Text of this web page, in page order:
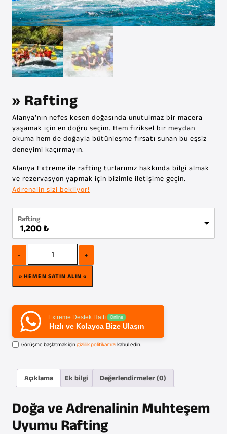
» Rafting
Alanya’nın nefes kesen doğasında unutulmaz bir macera
yaşamak için en doğru seçim. Hem fiziksel bir meydan
okuma hem de doğayla bütünleşme fırsatı sunan bu eşsiz
deneyimi kaçırmayın.
Alanya Extreme ile rafting turlarımız hakkında bilgi almak
ve rezervasyon yapmak için bizimle iletişime geçin.
Adrenalin sizi bekliyor!
Rafting
1,200 ₺
Quantity
» HEMEN SATIN ALIN «
Extreme Destek Hattı Online
Hızlı ve Kolayca Bize Ulaşın
Görüşme başlatmak içingizlilik politikamızıkabul edin.
Açıklama Ek bilgi Değerlendirmeler (0)
Doğa ve Adrenalinin Muhteşem
Uyumu Rafting